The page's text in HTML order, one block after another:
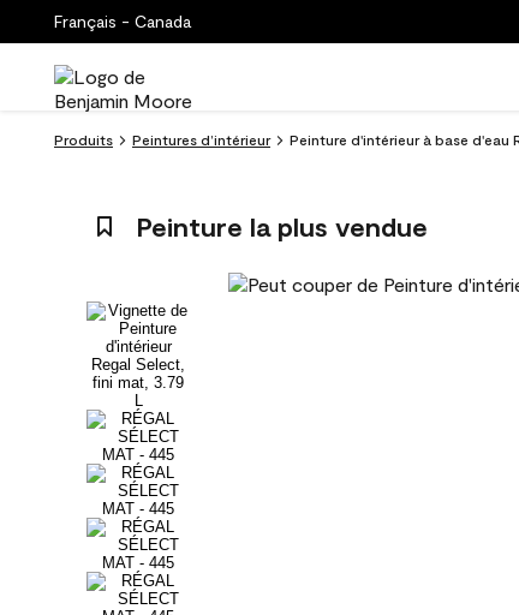
Français - Canada
Produits Peintures d’intérieur Peinture d'intérieur à base d'eau
Peinture la plus vendue